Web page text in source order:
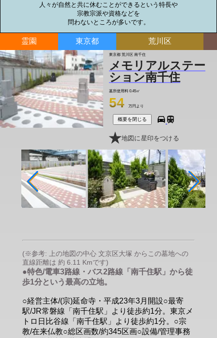
人々が自然と共に休むことができるという特長や
宗教宗派や資格などを
問わないところが多いです。
霊園 東京都 荒川区
東京都 荒川区 南千住
メモリアルステー
ション南千住
墓所使用料 0.45㎡
54 万円より
概要を閉じる
地図に星印をつける
(※参考: 上の地図の中心 文京区大塚 からこの墓地への
直線距離は 約 6.11 Kmです)
●特色/電車3路線・バス2路線「南千住駅」から徒
歩1分という最高の立地。
○経営主体/(宗)延命寺・平成23年3月開設○最寄
駅/JR常磐線「南千住駅」より徒歩約1分。東京メ
トロ日比谷線「南千住駅」より徒歩約1分。○宗
教/在来仏教○総区画数/約345区画○設備/管理事務